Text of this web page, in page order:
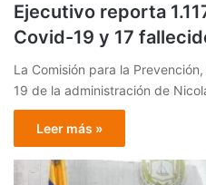
Ejecutivo reporta
Covid-19 y 17
La Comisión para la
19 de la administración de
Leer más »